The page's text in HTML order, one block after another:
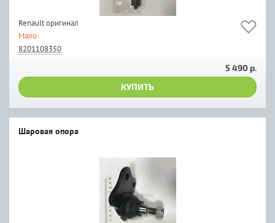
Renault оригинал
Мало
8201108350
5 490 р.
КУПИТЬ
Шаровая опора